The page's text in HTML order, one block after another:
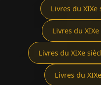
Livres du XIXe
Livres du
Livres du XIXe
Livres du